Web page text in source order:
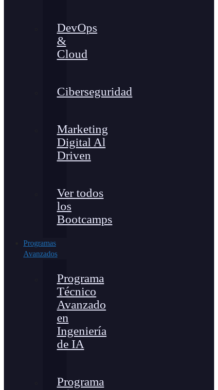
DevOps
&
Cloud
Ciberseguridad
Marketing
Digital Al
Driven
Ver todos
los
Bootcamps
Programas
Avanzados
Programa
Técnico
Avanzado
en
Ingeniería
de IA
Programa